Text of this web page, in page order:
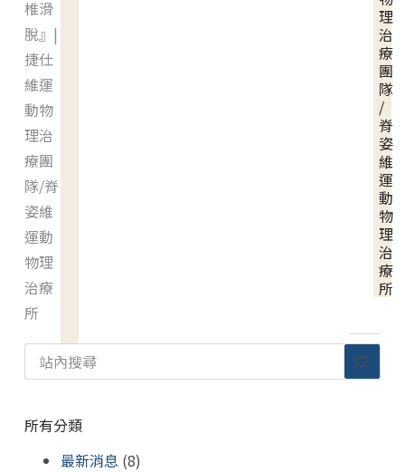
椎滑
脫』|
捷仕
維運
動物
理治
療團
隊/脊
姿維
運動
物理
治療
所
理
治
療
團
隊
/
脊
姿
維
運
動
物
理
治
療
所
所有分類
最新消息 (8)